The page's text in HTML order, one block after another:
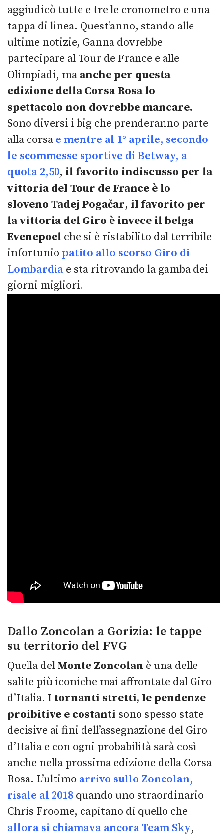
aggiudicò tutte e tre le cronometro e una
tappa di linea. Quest’anno, stando alle
ultime notizie, Ganna dovrebbe
partecipare al Tour de France e alle
Olimpiadi, ma anche per questa
edizione della Corsa Rosa lo
spettacolo non dovrebbe mancare.
Sono diversi i big che prenderanno parte
alla corsa e mentre al 1° aprile, secondo
le scommesse sportive di Betway, a
quota 2,50, il favorito indiscusso per la
vittoria del Tour de France è lo
sloveno Tadej Pogačar, il favorito per
la vittoria del Giro è invece il belga
Evenepoel che si è ristabilito dal terribile
infortunio patito allo scorso Giro di
Lombardia e sta ritrovando la gamba dei
giorni migliori.
Dallo Zoncolan a Gorizia: le tappe
su territorio del FVG
Quella del Monte Zoncolan è una delle
salite più iconiche mai affrontate dal Giro
d’Italia. I tornanti stretti, le pendenze
proibitive e costanti sono spesso state
decisive ai fini dell’assegnazione del Giro
d’Italia e con ogni probabilità sarà così
anche nella prossima edizione della Corsa
Rosa. L’ultimo arrivo sullo Zoncolan,
risale al 2018 quando uno straordinario
Chris Froome, capitano di quello che
allora si chiamava ancora Team Sky,